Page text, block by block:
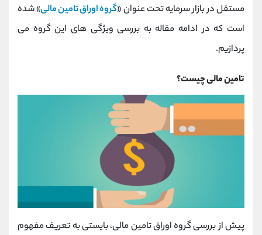
مستقل در بازار سرمایه تحت عنوان «گروه اوراق تامین مالی» شده
است که در ادامه مقاله به بررسی ویژگی های این گروه می
پردازیم.
تامین مالی چیست؟
پیش از بررسی گروه اوراق تامین مالی، بایستی به تعریف مفهوم